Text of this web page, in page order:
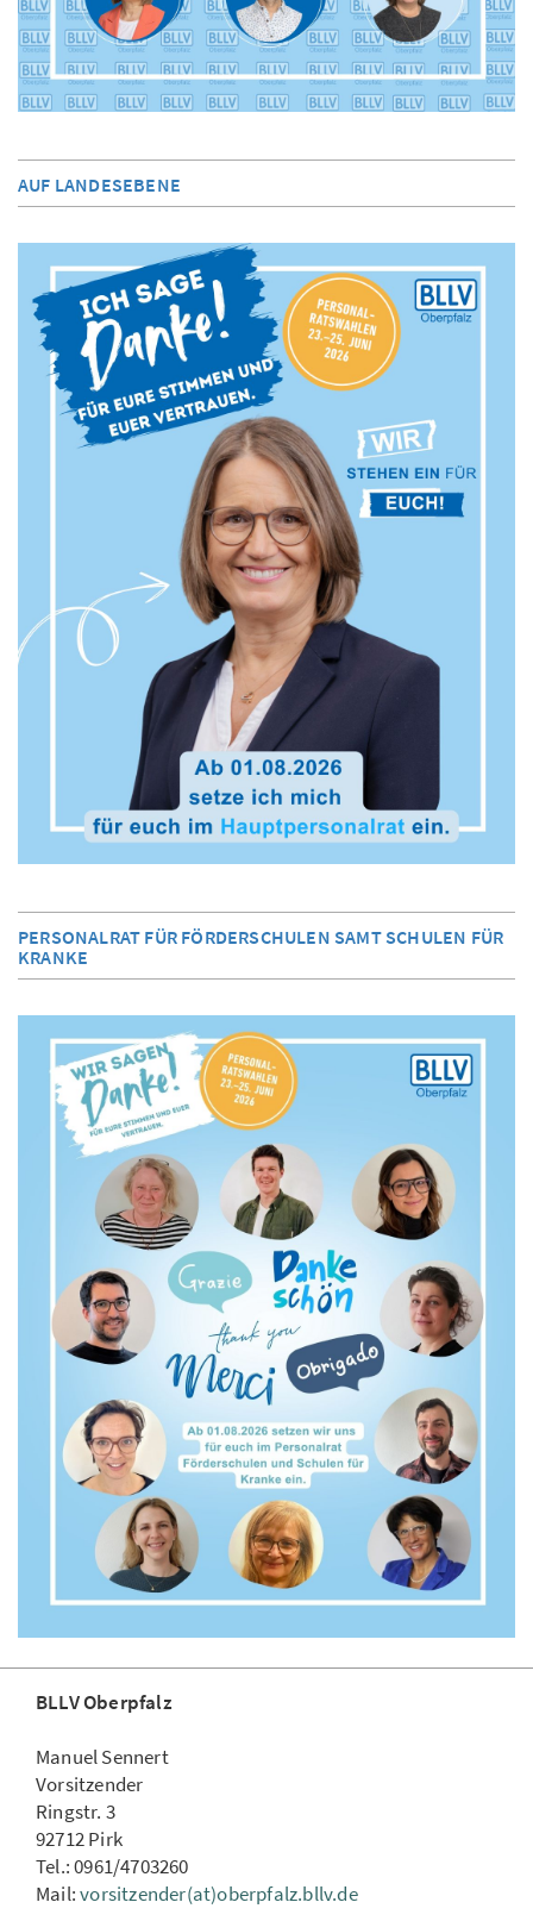
AUF LANDESEBENE
PERSONALRAT FÜR FÖRDERSCHULEN SAMT SCHULEN FÜR
KRANKE
BLLV Oberpfalz
Manuel Sennert
Vorsitzender
Ringstr. 3
92712 Pirk
Tel.: 0961/4703260
Mail:vorsitzender(at)oberpfalz.bllv.de